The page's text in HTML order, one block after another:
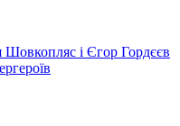
і Єгор Гордєєв